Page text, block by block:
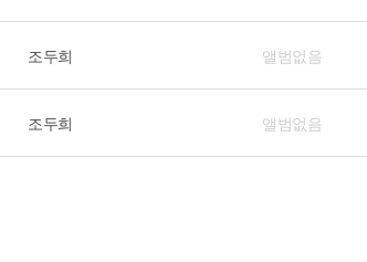
조두희 앨범없음
조두희 앨범없음